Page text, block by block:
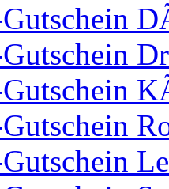
Gutschein